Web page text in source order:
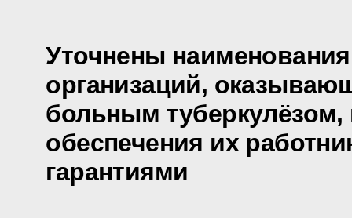
Уточнены
организаций,
больным туберкулёзом,
обеспечения их
гарантиями